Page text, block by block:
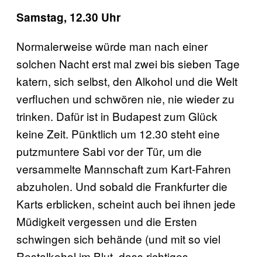
Samstag, 12.30 Uhr
Normalerweise würde man nach einer
solchen Nacht erst mal zwei bis sieben Tage
katern, sich selbst, den Alkohol und die Welt
verfluchen und schwören nie, nie wieder zu
trinken. Dafür ist in Budapest zum Glück
keine Zeit. Pünktlich um 12.30 steht eine
putzmuntere Sabi vor der Tür, um die
versammelte Mannschaft zum Kart-Fahren
abzuholen. Und sobald die Frankfurter die
Karts erblicken, scheint auch bei ihnen jede
Müdigkeit vergessen und die Ersten
schwingen sich behände (und mit so viel